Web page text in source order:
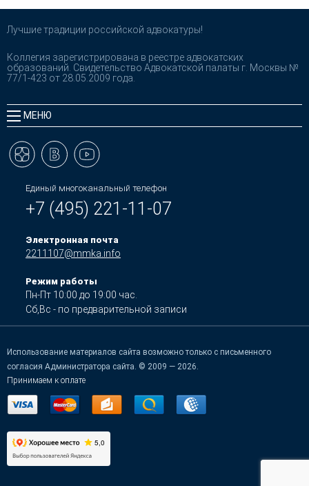
Лучшие традиции российской адвокатуры!
Коллегия зарегистрирована в реестре адвокатских
образований. Свидетельство Адвокатской палаты г. Москвы №
77/1-423 от 28.05.2009 года.
МЕНЮ
Единый многоканальный телефон
+7 (495) 221-11-07
Электронная почта
2211107@mmka.info
Режим работы
Пн-Пт 10:00 до 19:00 час.
Сб,Вс - по предварительной записи
Использование материалов сайта возможно только с письменного
согласия Администратора сайта. © 2009 — 2026.
Принимаем к оплате